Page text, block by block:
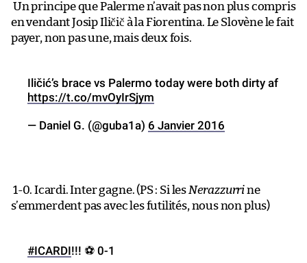
Un principe que Palerme n’avait pas non plus compris
en vendant Josip Iličič à la Fiorentina. Le Slovène le fait
payer, non pas une, mais deux fois.
Iličić’s brace vs Palermo today were both dirty af
https://t.co/mvOyIrSjym
— Daniel G. (@guba1a) 6 Janvier 2016
1-0. Icardi. Inter gagne. (PS : Si les Nerazzurrine
s’emmerdent pas avec les futilités, nous non plus)
#ICARDI!!! ⚽️ 0-1